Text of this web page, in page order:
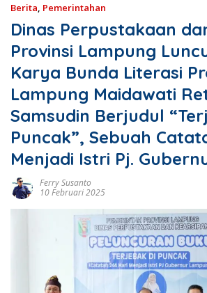
Berita, Pemerintahan
Dinas Perpustakaan
Provinsi Lampung
Karya Bunda Literasi
Lampung Maidawati
Samsudin Berjudul
Puncak”, Sebuah
Menjadi Istri Pj.
Ferry Susanto
10 Februari 2025